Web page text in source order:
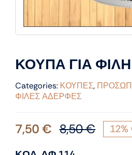
ΚΟΥΠΑ ΓΙΑ
Categories: ΚΟΥΠΕΣ,
ΦΙΛΕΣ ΑΔΕΡΦΕΣ
8,50€
7,50€
Η
12%